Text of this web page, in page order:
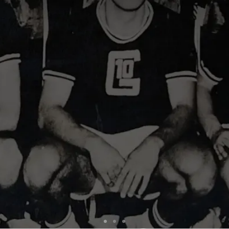
1946
DE VÁRIOS
CONHEÇA NOSSA HISTÓRIA